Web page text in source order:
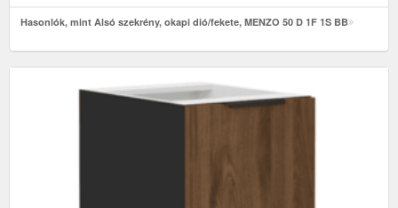
Hasonlók, mint Alsó szekrény, okapi dió/fekete, MENZO 50 D 1F 1S BB